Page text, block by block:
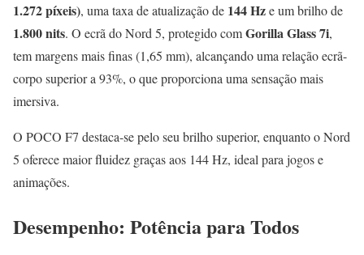
1.272 píxeis), uma taxa de atualização de 144 Hze um brilho de
1.800 nits. O ecrã do Nord 5, protegido comGorilla Glass 7i,
tem margens mais finas (1,65 mm), alcançando uma relação ecrã-
corpo superior a 93%, o que proporciona uma sensação mais
imersiva.
O POCO F7 destaca-se pelo seu brilho superior, enquanto o Nord
5 oferece maior fluidez graças aos 144 Hz, ideal para jogos e
animações.
Desempenho: Potência para Todos